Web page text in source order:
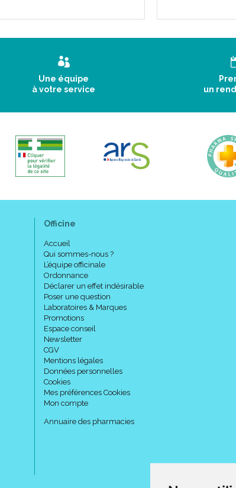
Une équipe
à votre service
un
Officine
Accueil
Qui sommes-nous ?
L’équipe officinale
Ordonnance
Déclarer un effet indésirable
Poser une question
Laboratoires & Marques
Promotions
Espace conseil
Newsletter
CGV
Mentions légales
Données personnelles
Cookies
Mes préférences Cookies
Mon compte
Annuaire des pharmacies